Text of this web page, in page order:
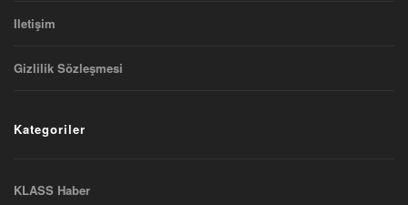
Iletişim
Gizlilik Sözleşmesi
Kategoriler
KLASS Haber